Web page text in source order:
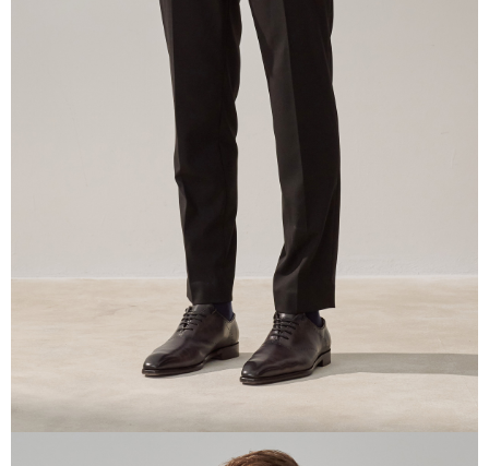
１．透過由恩沛科技股份有限公司提供之「AFTEE先享後付」服務完成之交
易，需依本服務之必要範圍內提供個人資料，並將交易相關給付款項請求債
權轉讓予恩沛科技股份有限公司。
２．關於個人資料處理事宜，請瀏覽以下網址：
https://aftee.tw/terms/#terms3
３．未成年的使用者請事先徵得法定代理人或監護人之同意方可使用
「AFTEE先享後付」，若未經同意申辦者引起之損失，本公司不負相關責
４．使用「AFTEE先享後付」時，將依據個別帳號之用戶狀況，依本公司即
時審查核予不同之上限額度；若仍有額度不足之情形，本公司將視審查結果
５．嚴禁一人註冊多個帳號或使用他人資訊註冊。若發現惡意使用之情形，
恩沛科技股份有限公司將有權停止該用戶之使用額度並採取法律行動。